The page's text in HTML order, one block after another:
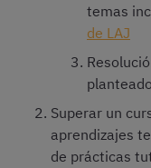
temas
de LAJ
Superar un
aprendizajes
de prácticas